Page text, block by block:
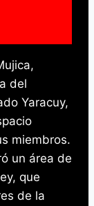
del
Yaracuy,
miembros.
un área de
que
de la